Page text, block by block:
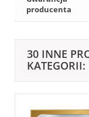
producenta
30 INNE
KATEGORII: